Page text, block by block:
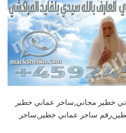
خطير مجاني,ساحر عماني خطير
ساحر عماني خطير,ساحر